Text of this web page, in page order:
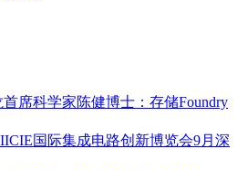
首席科学家陈健博士：存储Foundry
国际集成电路创新博览会9月深